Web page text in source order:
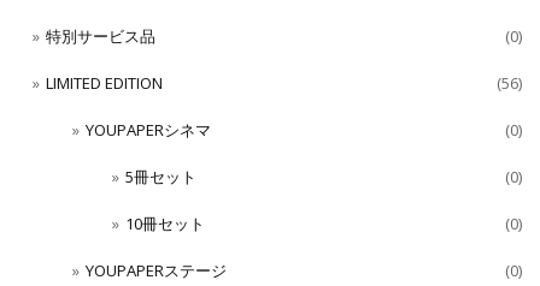
特別サービス品 (0)
LIMITED EDITION (56)
YOUPAPERシネマ (0)
5冊セット (0)
10冊セット (0)
YOUPAPERステージ (0)